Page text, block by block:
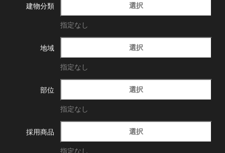
建物分類 選択
指定なし
地域 選択
指定なし
部位 選択
指定なし
採用商品 選択
指定なし